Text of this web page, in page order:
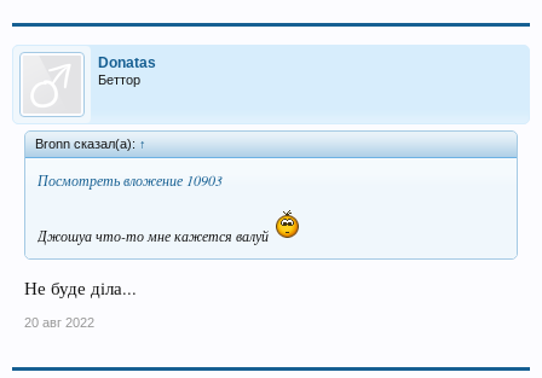
Donatas
Беттор
Bronn сказал(а): ↑
Посмотреть вложение 10903
Джошуа что-то мне кажется валуй
Не буде дiла...
20 авг 2022